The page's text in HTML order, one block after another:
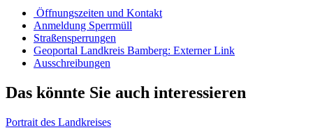
Öffnungszeiten und Kontakt
Anmeldung Sperrmüll
Straßensperrungen
Geoportal Landkreis Bamberg: Externer Link
Ausschreibungen
Das könnte Sie auch interessieren
Portrait des Landkreises